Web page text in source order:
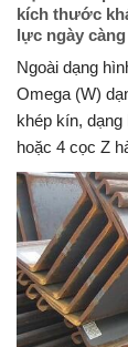
kích thước
lực ngày
Ngoài dạng
Omega (W)
khép kín,
hoặc 4 cọc Z